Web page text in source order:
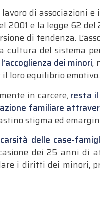
di associazioni
2001 e la legge 62
di tendenza.
cultura del sistema
dei minori,
loro equilibrio emotivo.
in carcere, resta
familiare
stigma ed
delle case-
dei 25 anni di
i diritti dei minori,